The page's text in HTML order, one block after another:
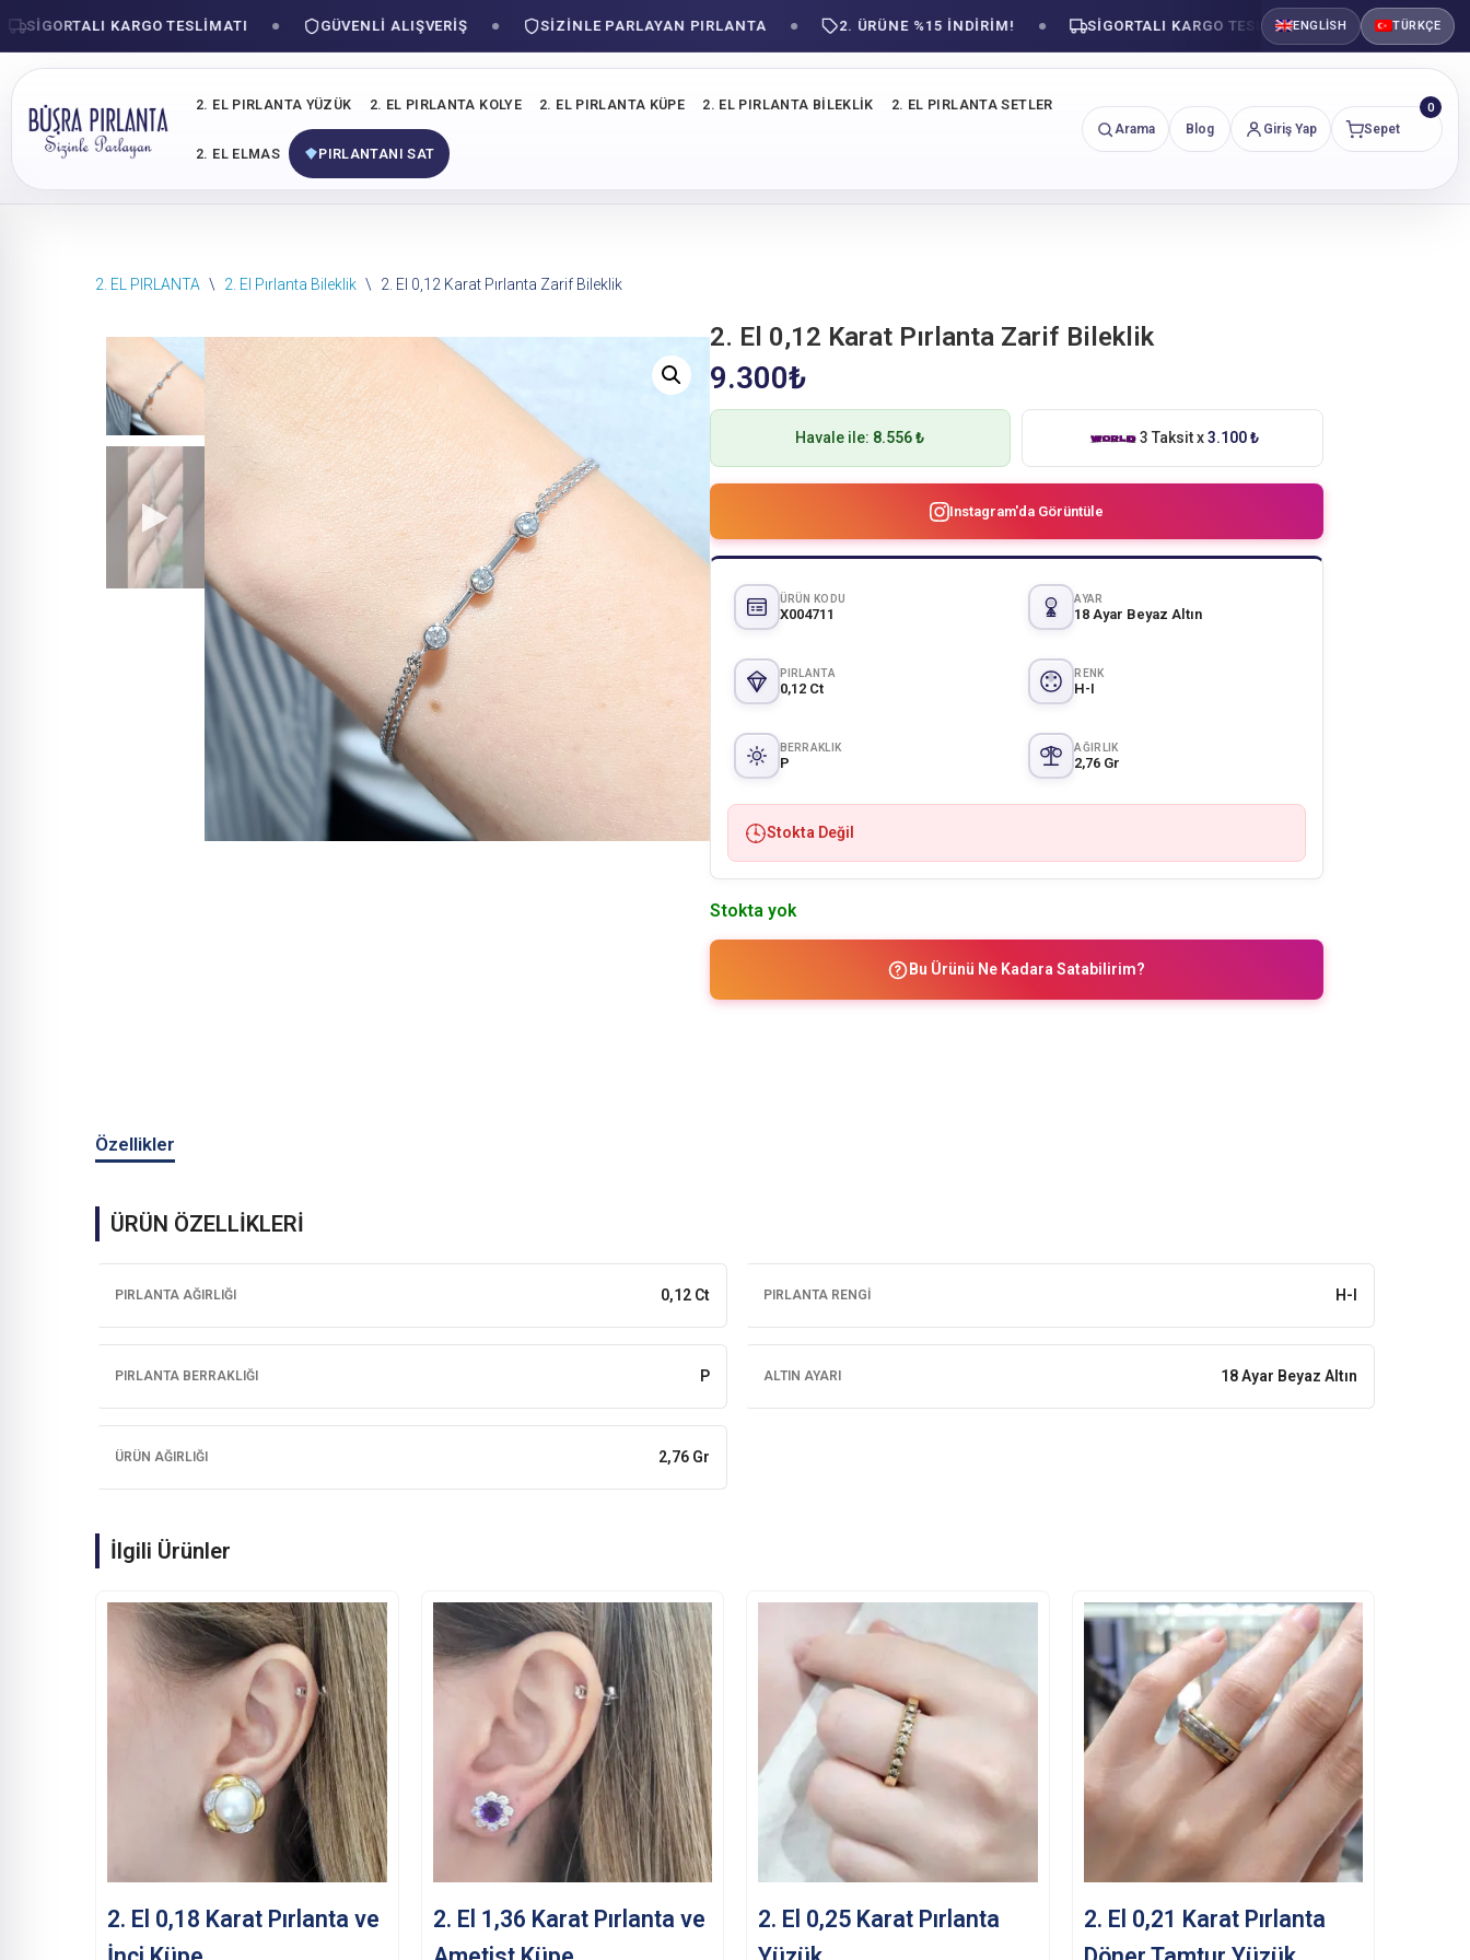
ENGLISH TÜRKÇE
KARGO TESLIMATI GÜVENLI ALIŞVERIŞ SIZINLE PARLAYAN PIRLANTA 2. ÜRÜNE %15 İNDİRİM! SIGORTALI KARGO TESLIMATI GÜVENLI
2. EL PIRLANTA YÜZÜK 2. EL PIRLANTA KOLYE 2. EL PIRLANTA KÜPE 2. EL PIRLANTA BILEKLIK 2. EL PIRLANTA SETLER
2. EL ELMAS PIRLANTANI SAT
Arama Blog Giriş Yap Sepet
0
2. EL PIRLANTA \ 2. El Pırlanta Bileklik \ 2. El 0,12 Karat Pırlanta Zarif Bileklik
2. El 0,12 Karat Pırlanta Zarif Bileklik
9.300₺
Havale ile: 8.556 ₺ 3 Taksit x3.100 ₺
Instagram'da Görüntüle
ÜRÜN KODU
X004711
AYAR
18 Ayar Beyaz Altın
PIRLANTA
0,12 Ct
RENK
H-I
BERRAKLIK
P
AĞIRLIK
2,76 Gr
Stokta Değil
Stokta yok
Bu Ürünü Ne Kadara Satabilirim?
Özellikler
ÜRÜN ÖZELLİKLERİ
PIRLANTA AĞIRLIĞI 0,12 Ct PIRLANTA RENGI H-I
PIRLANTA BERRAKLIĞI P ALTIN AYARI 18 Ayar Beyaz Altın
ÜRÜN AĞIRLIĞI 2,76 Gr
İlgili Ürünler
2. El 0,18 Karat Pırlanta ve
2. El 1,36 Karat Pırlanta ve
2. El 0,25 Karat Pırlanta
2. El 0,21 Karat Pırlanta